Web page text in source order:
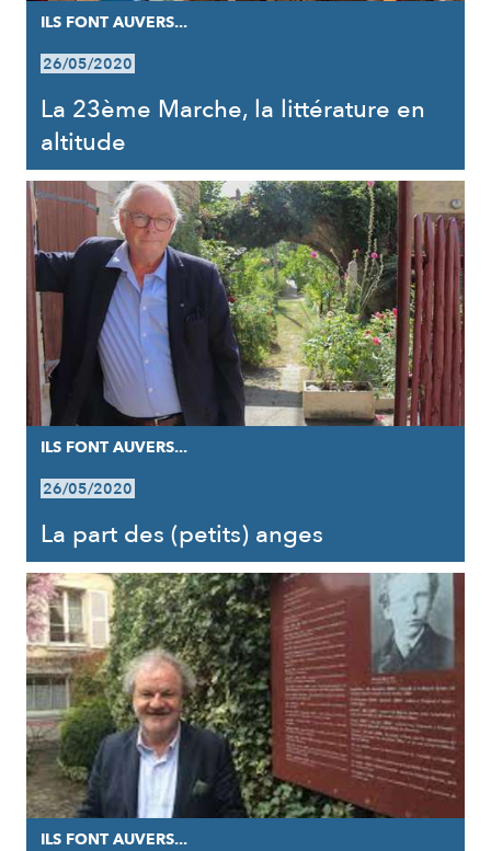
ILS FONT AUVERS...
26/05/2020
La 23ème Marche, la littérature en
altitude
ILS FONT AUVERS...
26/05/2020
La part des (petits) anges
ILS FONT AUVERS...